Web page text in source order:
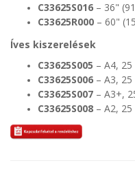
C33625S016 – 36"
C33625R000 – 60"
Íves kiszerelések
C33625S005 – A4, 25
C33625S006 – A3, 25
C33625S007 – A3+,
C33625S008 – A2, 25